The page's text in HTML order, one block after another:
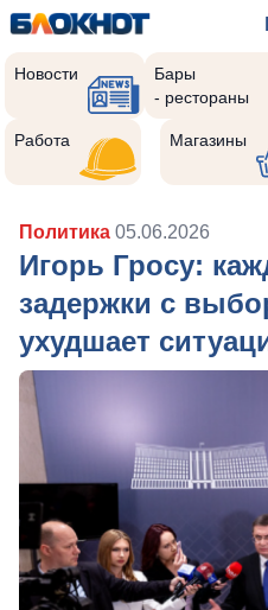
Новости
Бары
- рестораны
Работа Магазины
Политика 05.06.2026
Игорь Гросу:
задержки с
ухудшает